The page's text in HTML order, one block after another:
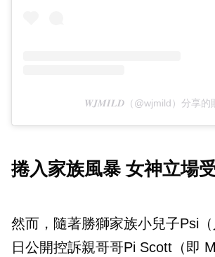
𝑾𝑱𝑴𝑰𝑳𝑫（@wjmild）分享的
捲入家族風暴 女神立場
然而，隨著勝獅家族小兒子Psi
日公開控訴親哥哥Pi Scott（即